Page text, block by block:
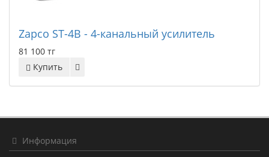
Zapco ST-4B - 4-канальный усилитель
81 100 тг
Купить
Информация